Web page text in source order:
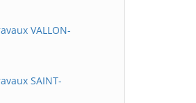
VALLON-
SAINT-